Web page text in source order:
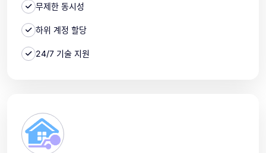
무제한 동시성
하위 계정 할당
24/7 기술 지원